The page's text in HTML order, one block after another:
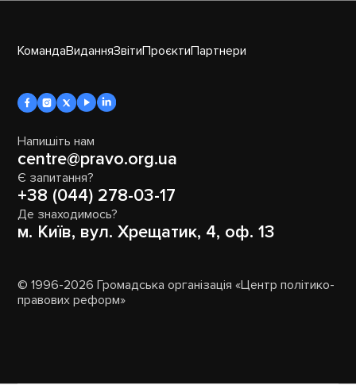
КомандаВиданняЗвітиПроєктиПартнери
Напишіть нам
centre@pravo.org.ua
Є запитання?
+38 (044) 278-03-17
Де знаходимось?
м. Київ, вул. Хрещатик, 4, оф. 13
© 1996-2026 Громадська організація «Центр політико-
правових реформ»